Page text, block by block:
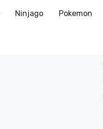
Ninjago Pokemon